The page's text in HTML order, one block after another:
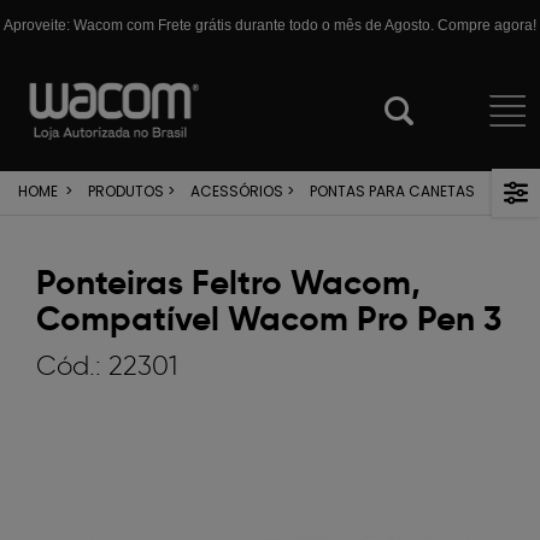
Aproveite: Wacom com Frete grátis durante todo o mês de Agosto. Compre agora!
HOME > PRODUTOS > ACESSÓRIOS > PONTAS PARA CANETAS
Ponteiras Feltro Wacom,
Compatível Wacom Pro Pen 3
Cód.: 22301